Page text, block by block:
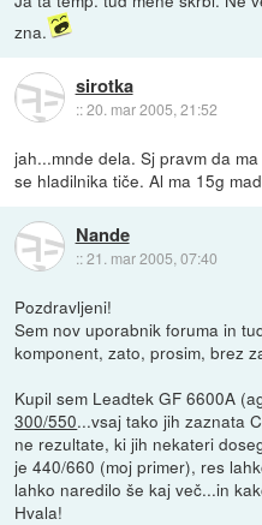
zna.
sirotka
::20. mar 2005, 21:52
jah...mnde dela. Sj pravm da
se hladilnika tiče. Al ma 15g
Nande
::21. mar 2005, 07:40
Pozdravljeni!
Sem nov uporabnik foruma in
komponent, zato, prosim, brez
Kupil sem Leadtek GF 6600A
300/550...vsaj tako jih zaznata
ne rezultate, ki jih nekateri
je 440/660 (moj primer), res
lahko naredilo še kaj več...in
Hvala!